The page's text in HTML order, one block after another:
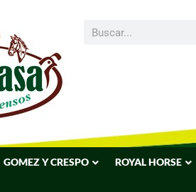
GOMEZ Y CRESPO ROYAL HORSE